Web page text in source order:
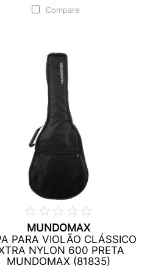
Compare
MUNDOMAX
PARA VIOLÃO CLÁSSICO
NYLON 600 PRETA
MUNDOMAX (81835)